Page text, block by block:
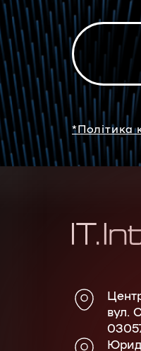
*Політика
вул.